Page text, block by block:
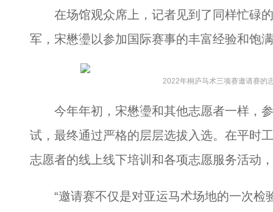
在场馆观众席上，记者见到了同样忙碌的
军，宋懋璗以参加国际赛事的丰富经验和饱
2022年桐庐马术三项赛邀请赛的
今年年初，宋懋璗和其他志愿者一样，参
试，最终通过严格的层层选拔入选。在平时
志愿者的线上线下培训和各项志愿服务活动
“邀请赛不仅是对亚运马术场地的一次检